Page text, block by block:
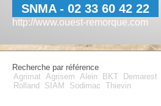
SNMA - 02 33 60 42 22
http://www.ouest-remorque.com
Recherche par référence
Agrimat Agrisem Alein BKT Demarest
Rolland
SIAM Sodimac Thievin